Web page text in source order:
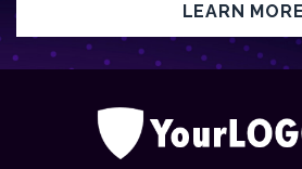
LEARN MORE